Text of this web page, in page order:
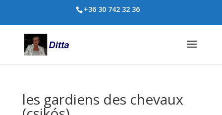
+36 30 742 32 36
les gardiens des chevaux